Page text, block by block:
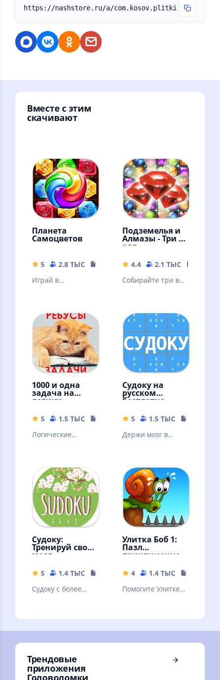
https://nashstore.ru/a/com.kosov.plitki
Вместе с этим
скачивают
Планета
Самоцветов
5 2.8 ТЫС
146.32 MB
Играй в
наслаждайся
забавными
историями.
Подземелья и
Алмазы - Три в
ряд
4.4 2.1 ТЫС
Собирайте три в
русском языке в
игре без
интернета!
1000 и одна
задача на
логику.
е задачи
5 1.5 ТЫС
31.14 MB
Логические
думает, мысли
радуются !
Судоку на
русском
бесплатно
5 1.5 ТЫС
Держи мозг в
легкие! Судоку -
классический
Судоку:
Тренируй свой
мозг
5 1.4 ТЫС
17.73 MB
Судоку с более
возможностями
Улитка Боб 1:
Пазл
приключение
4 1.4 ТЫС
Помогите Улитке
головоломками!
Трендовые
приложения
Головоломки